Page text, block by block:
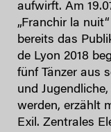
aufwirft. Am
„Franchir la
bereits das
de Lyon 2018
fünf Tänzer aus
und
werden, erzählt
Exil. Zentrales